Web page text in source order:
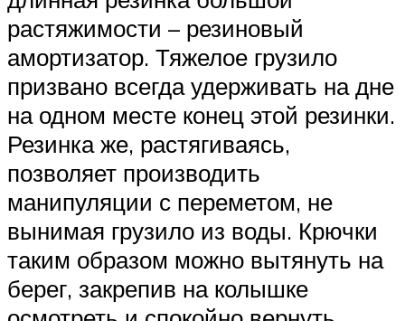
растяжимости – резиновый
амортизатор. Тяжелое грузило
призвано всегда удерживать на дне
на одном месте конец этой резинки.
Резинка же, растягиваясь,
позволяет производить
манипуляции с переметом, не
вынимая грузило из воды. Крючки
таким образом можно вытянуть на
берег, закрепив на колышке